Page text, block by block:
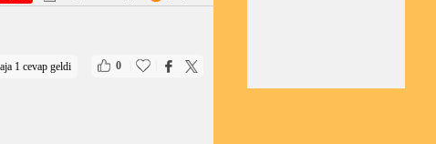
0
1 cevap geldi